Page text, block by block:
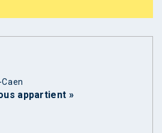
appartient »